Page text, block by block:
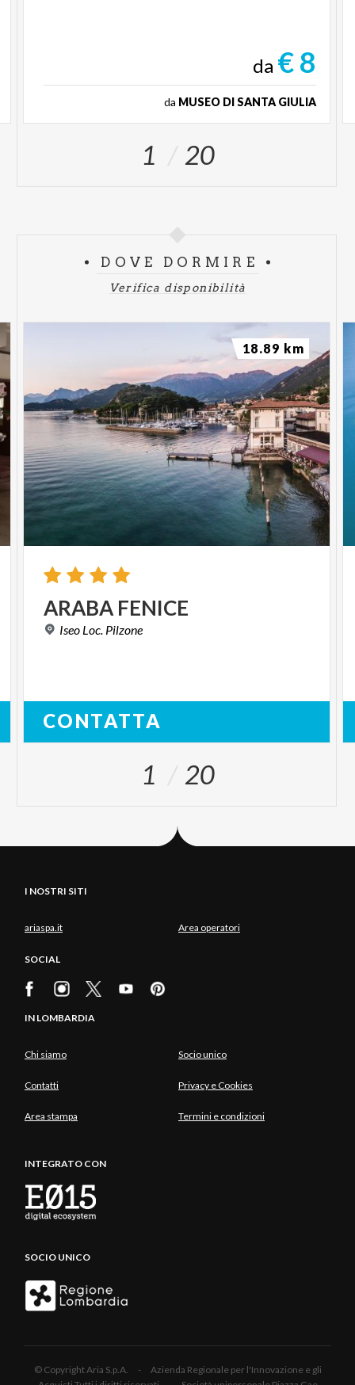
da € 8
da MUSEO DI SANTA GIULIA
1 20
DOVE DORMIRE
Verifica disponibilità
ARABA FENICE
Iseo Loc. Pilzone
CONTATTA
18.89 km
1 20
I NOSTRI SITI
ariaspa.it Area operatori
SOCIAL
IN LOMBARDIA
Chi siamo Socio unico
Contatti Privacy e Cookies
Area stampa Termini e condizioni
INTEGRATO CON
SOCIO UNICO
© Copyright Aria S.p.A. - Azienda Regionale per l'Innovazione e gli